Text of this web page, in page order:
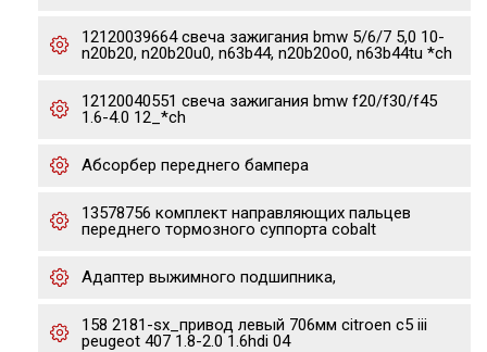
12120039664 свеча зажигания bmw 5/6/7 5,0 10-
n20b20, n20b20u0, n63b44, n20b20o0, n63b44tu *ch
12120040551 свеча зажигания bmw f20/f30/f45
1.6-4.0 12_*ch
Абсорбер переднего бампера
13578756 комплект направляющих пальцев
переднего тормозного суппорта cobalt
Адаптер выжимного подшипника,
158 2181-sx_привод левый 706мм citroen c5 iii
peugeot 407 1.8-2.0 1.6hdi 04